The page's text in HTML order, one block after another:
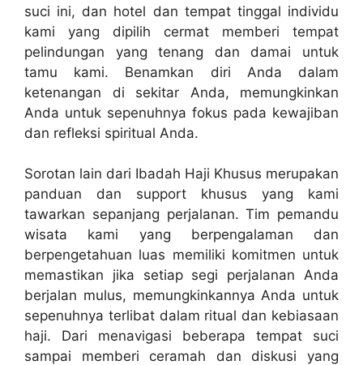
suci ini, dan hotel dan tempat tinggal individu
kami yang dipilih cermat memberi tempat
pelindungan yang tenang dan damai untuk
tamu kami. Benamkan diri Anda dalam
ketenangan di sekitar Anda, memungkinkan
Anda untuk sepenuhnya fokus pada kewajiban
dan refleksi spiritual Anda.
Sorotan lain dari Ibadah Haji Khusus merupakan
panduan dan support khusus yang kami
tawarkan sepanjang perjalanan. Tim pemandu
wisata kami yang berpengalaman dan
berpengetahuan luas memiliki komitmen untuk
memastikan jika setiap segi perjalanan Anda
berjalan mulus, memungkinkannya Anda untuk
sepenuhnya terlibat dalam ritual dan kebiasaan
haji. Dari menavigasi beberapa tempat suci
sampai memberi ceramah dan diskusi yang